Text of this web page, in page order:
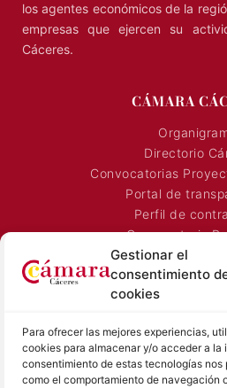
Gestionar el
consentimiento
cookies
Para ofrecer las mejores experiencias,
cookies para almacenar y/o acceder a la
consentimiento de estas tecnologías nos
como el comportamiento de navegación
los agentes económicos de la
empresas que ejercen su
Cáceres.
CÁMARA
Directorio
Convocatorias
Portal de
Perfil de
Convocatoria
Horarios
Señalización
SALA DE PRENSA
Noticias Cámara